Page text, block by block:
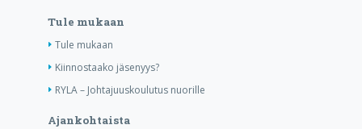
Tule mukaan
Tule mukaan
Kiinnostaako jäsenyys?
RYLA – Johtajuuskoulutus nuorille
Ajankohtaista